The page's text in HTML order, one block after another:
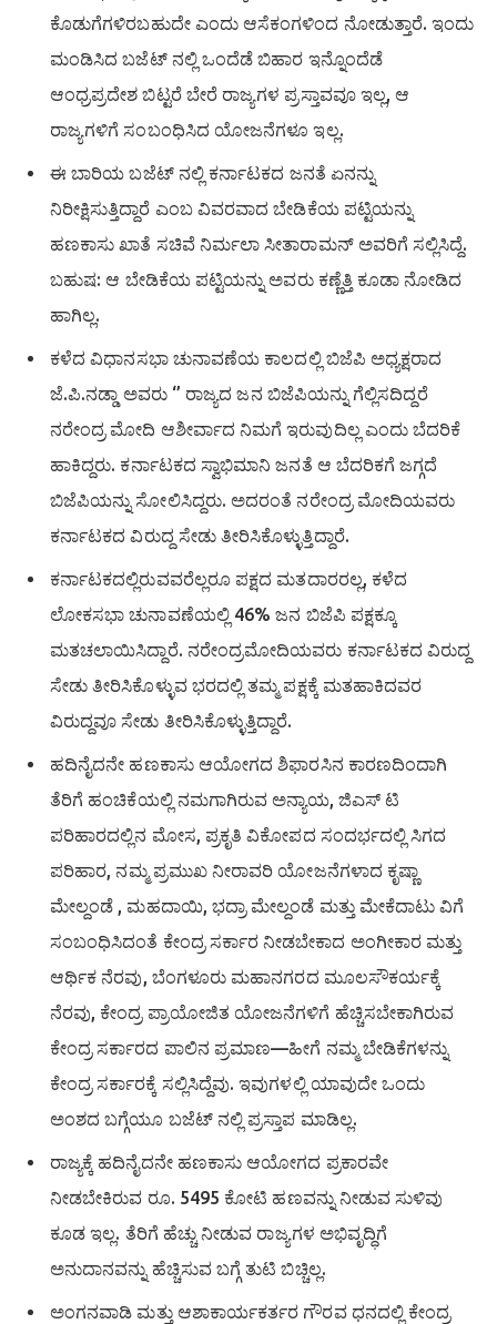
ಕೊಡುಗೆಗಳಿರಬಹುದೇ ಎಂದು ಆಸೆಕಂಗಳಿಂದ ನೋಡುತ್ತಾರೆ. ಇಂದು
ಮಂಡಿಸಿದ ಬಜೆಟ್ ನಲ್ಲಿ ಒಂದೆಡೆ ಬಿಹಾರ ಇನ್ನೊಂದೆಡೆ
ಆಂಧ್ರಪ್ರದೇಶ ಬಿಟ್ಟರೆ ಬೇರೆ ರಾಜ್ಯಗಳ ಪ್ರಸ್ತಾವವೂ ಇಲ್ಲ, ಆ
ರಾಜ್ಯಗಳಿಗೆ ಸಂಬಂಧಿಸಿದ ಯೋಜನೆಗಳೂ ಇಲ್ಲ.
ಈ ಬಾರಿಯ ಬಜೆಟ್ ನಲ್ಲಿ ಕರ್ನಾಟಕದ ಜನತೆ ಏನನ್ನು
ನಿರೀಕ್ಷಿಸುತ್ತಿದ್ದಾರೆ ಎಂಬ ವಿವರವಾದ ಬೇಡಿಕೆಯ ಪಟ್ಟಿಯನ್ನು
ಹಣಕಾಸು ಖಾತೆ ಸಚಿವೆ ನಿರ್ಮಲಾ ಸೀತಾರಾಮನ್ ಅವರಿಗೆ ಸಲ್ಲಿಸಿದ್ದೆ.
ಬಹುಷ: ಆ ಬೇಡಿಕೆಯ ಪಟ್ಟಿಯನ್ನು ಅವರು ಕಣ್ಣೆತ್ತಿ ಕೂಡಾ ನೋಡಿದ
ಹಾಗಿಲ್ಲ.
ಕಳೆದ ವಿಧಾನಸಭಾ ಚುನಾವಣೆಯ ಕಾಲದಲ್ಲಿ ಬಿಜೆಪಿ ಅಧ್ಯಕ್ಷರಾದ
ಜೆ.ಪಿ.ನಡ್ಡಾ ಅವರು ‘’ ರಾಜ್ಯದ ಜನ ಬಿಜೆಪಿಯನ್ನು ಗೆಲ್ಲಿಸದಿದ್ದರೆ
ನರೇಂದ್ರ ಮೋದಿ ಆಶೀರ್ವಾದ ನಿಮಗೆ ಇರುವುದಿಲ್ಲ ಎಂದು ಬೆದರಿಕೆ
ಹಾಕಿದ್ದರು. ಕರ್ನಾಟಕದ ಸ್ವಾಭಿಮಾನಿ ಜನತೆ ಆ ಬೆದರಿಕಗೆ ಜಗ್ಗದೆ
ಬಿಜೆಪಿಯನ್ನು ಸೋಲಿಸಿದ್ದರು. ಅದರಂತೆ ನರೇಂದ್ರ ಮೋದಿಯವರು
ಕರ್ನಾಟಕದ ವಿರುದ್ದ ಸೇಡು ತೀರಿಸಿಕೊಳ್ಳುತ್ತಿದ್ದಾರೆ.
ಕರ್ನಾಟಕದಲ್ಲಿರುವವರೆಲ್ಲರೂ ಪಕ್ಷದ ಮತದಾರರಲ್ಲ, ಕಳೆದ
ಲೋಕಸಭಾ ಚುನಾವಣೆಯಲ್ಲಿ 46% ಜನ ಬಿಜೆಪಿ ಪಕ್ಷಕ್ಕೂ
ಮತಚಲಾಯಿಸಿದ್ದಾರೆ. ನರೇಂದ್ರಮೋದಿಯವರು ಕರ್ನಾಟಕದ ವಿರುದ್ದ
ಸೇಡು ತೀರಿಸಿಕೊಳ್ಳುವ ಭರದಲ್ಲಿ ತಮ್ಮ ಪಕ್ಷಕ್ಕೆ ಮತಹಾಕಿದವರ
ವಿರುದ್ದವೂ ಸೇಡು ತೀರಿಸಿಕೊಳ್ಳುತ್ತಿದ್ದಾರೆ.
ಹದಿನೈದನೇ ಹಣಕಾಸು ಆಯೋಗದ ಶಿಫಾರಸಿನ ಕಾರಣದಿಂದಾಗಿ
ತೆರಿಗೆ ಹಂಚಿಕೆಯಲ್ಲಿ ನಮಗಾಗಿರುವ ಅನ್ಯಾಯ, ಜಿಎಸ್ ಟಿ
ಪರಿಹಾರದಲ್ಲಿನ ಮೋಸ, ಪ್ರಕೃತಿ ವಿಕೋಪದ ಸಂದರ್ಭದಲ್ಲಿ ಸಿಗದ
ಪರಿಹಾರ, ನಮ್ಮ ಪ್ರಮುಖ ನೀರಾವರಿ ಯೋಜನೆಗಳಾದ ಕೃಷ್ಣಾ
ಮೇಲ್ದಂಡೆ , ಮಹದಾಯಿ, ಭದ್ರಾ ಮೇಲ್ದಂಡೆ ಮತ್ತು ಮೇಕೆದಾಟು ವಿಗೆ
ಸಂಬಂಧಿಸಿದಂತೆ ಕೇಂದ್ರ ಸರ್ಕಾರ ನೀಡಬೇಕಾದ ಅಂಗೀಕಾರ ಮತ್ತು
ಆರ್ಥಿಕ ನೆರವು, ಬೆಂಗಳೂರು ಮಹಾನಗರದ ಮೂಲಸೌಕರ್ಯಕ್ಕೆ
ನೆರವು, ಕೇಂದ್ರ ಪ್ರಾಯೋಜಿತ ಯೋಜನೆಗಳಿಗೆ ಹೆಚ್ಚಿಸಬೇಕಾಗಿರುವ
ಕೇಂದ್ರ ಸರ್ಕಾರದ ಪಾಲಿನ ಪ್ರಮಾಣ—ಹೀಗೆ ನಮ್ಮ ಬೇಡಿಕೆಗಳನ್ನು
ಕೇಂದ್ರ ಸರ್ಕಾರಕ್ಕೆ ಸಲ್ಲಿಸಿದ್ದೆವು. ಇವುಗಳಲ್ಲಿ ಯಾವುದೇ ಒಂದು
ಅಂಶದ ಬಗ್ಗೆಯೂ ಬಜೆಟ್ ನಲ್ಲಿ ಪ್ರಸ್ತಾಪ ಮಾಡಿಲ್ಲ.
ರಾಜ್ಯಕ್ಕೆ ಹದಿನೈದನೇ ಹಣಕಾಸು ಆಯೋಗದ ಪ್ರಕಾರವೇ
ನೀಡಬೇಕಿರುವ ರೂ. 5495 ಕೋಟಿ ಹಣವನ್ನು ನೀಡುವ ಸುಳಿವು
ಕೂಡ ಇಲ್ಲ. ತೆರಿಗೆ ಹೆಚ್ಚು ನೀಡುವ ರಾಜ್ಯಗಳ ಅಭಿವೃದ್ಧಿಗೆ
ಅನುದಾನವನ್ನು ಹೆಚ್ಚಿಸುವ ಬಗ್ಗೆ ತುಟಿ ಬಿಚ್ಚಿಲ್ಲ.
ಅಂಗನವಾಡಿ ಮತ್ತು ಆಶಾಕಾರ್ಯಕರ್ತರ ಗೌರವ ಧನದಲ್ಲಿ ಕೇಂದ್ರ